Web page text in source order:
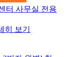
터 사무실 전용
히 보기